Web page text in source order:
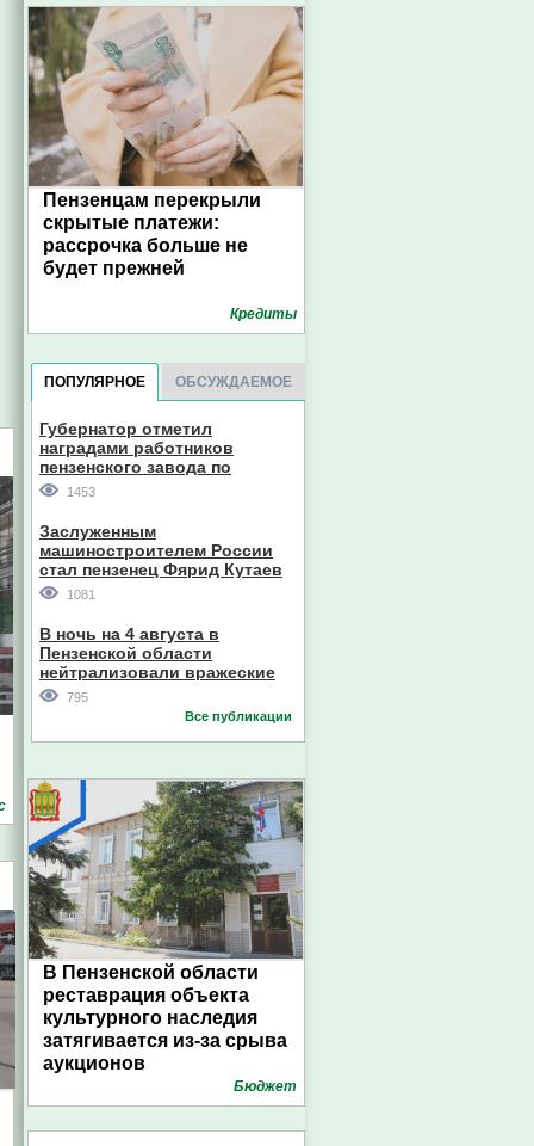
Пензенцам перекрыли
скрытые платежи:
рассрочка больше не
будет прежней
Кредиты
ПОПУЛЯРНОЕ ОБСУЖДАЕМОЕ
Губернатор отметил
наградами работников
пензенского завода по
производству станков
1453
Заслуженным
машиностроителем России
стал пензенец Фярид Кутаев
1081
В ночь на 4 августа в
Пензенской области
нейтрализовали вражеские
дроны
795
Все публикации
В Пензенской области
реставрация объекта
культурного наследия
затягивается из-за срыва
аукционов
Бюджет